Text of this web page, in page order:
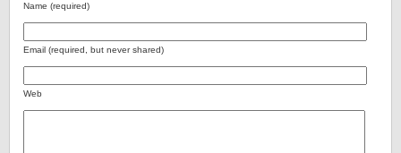
Name (required)
Email (required, but never shared)
Web